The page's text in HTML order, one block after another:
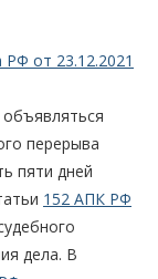
от 23.12.2021
перерыва
пяти дней
152 АПК РФ
дела. В